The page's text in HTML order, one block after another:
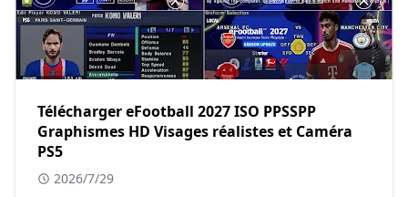
Télécharger eFootball 2027 ISO PPSSPP
Graphismes HD Visages réalistes et Caméra
PS5
2026/7/29